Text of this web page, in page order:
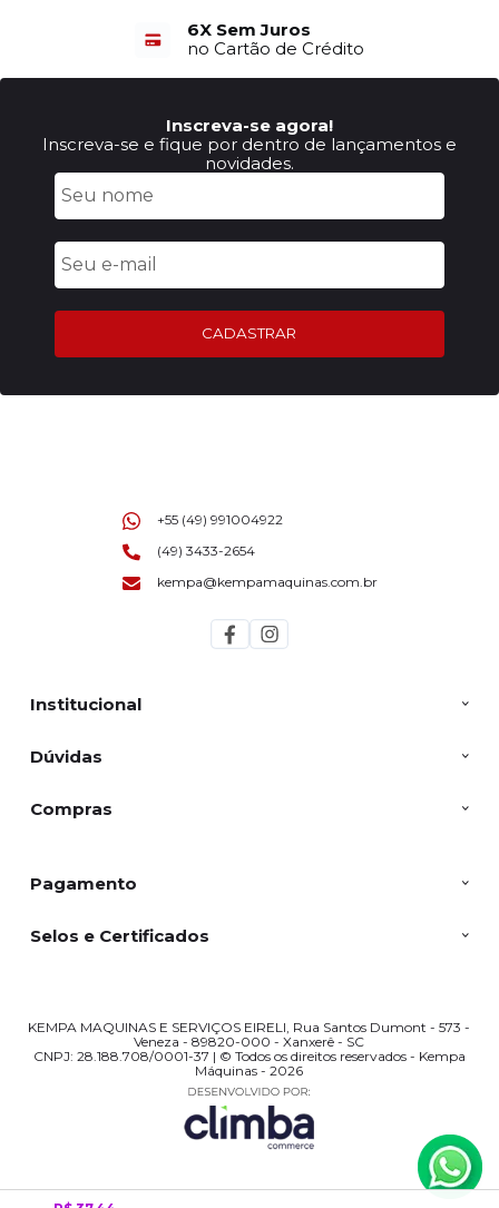
6X Sem Juros
no Cartão de Crédito
Inscreva-se agora!
Inscreva-se e fique por dentro de lançamentos e
novidades.
CADASTRAR
Institucional
Dúvidas
Compras
+55 (49) 991004922
(49) 3433-2654
kempa@kempamaquinas.com.br
Pagamento
Selos e Certificados
KEMPA MAQUINAS E SERVIÇOS EIRELI, Rua Santos Dumont - 573 -
Veneza - 89820-000 - Xanxerê - SC
CNPJ: 28.188.708/0001-37 | © Todos os direitos reservados - Kempa
Máquinas - 2026